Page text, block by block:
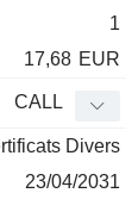
1
17,68 EUR
CALL
Divers
23/04/2031